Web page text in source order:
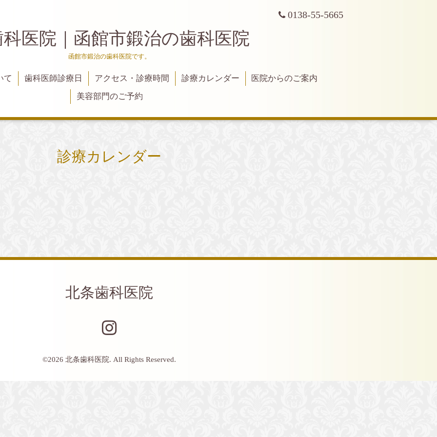
0138-55-5665
科医院｜函館市鍛治の歯科医院
函館市鍛治の歯科医院です。
て 歯科医師診療日 アクセス・診療時間 診療カレンダー
医院からのご案内
美容部門のご予約
診療カレンダー
北条歯科医院
©2026 北条歯科医院. All Rights Reserved.